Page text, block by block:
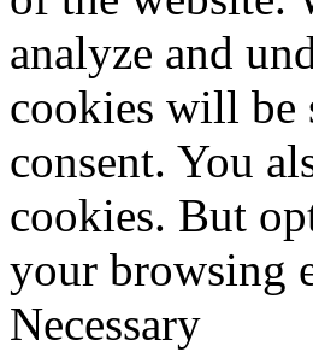
analyze and
cookies will be
consent. You
cookies. But
your browsing
Necessary